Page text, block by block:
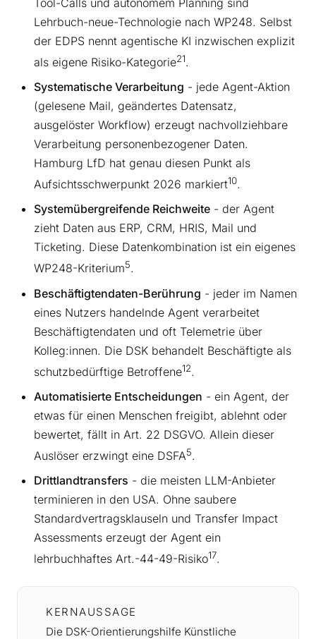
Lehrbuch-neue-Technologie nach WP248. Selbst
der EDPS nennt agentische KI inzwischen explizit
als eigene Risiko-Kategorie21.
Systematische Verarbeitung - jede Agent-Aktion
(gelesene Mail, geändertes Datensatz,
ausgelöster Workflow) erzeugt nachvollziehbare
Verarbeitung personenbezogener Daten.
Hamburg LfD hat genau diesen Punkt als
Aufsichtsschwerpunkt 2026 markiert10.
Systemübergreifende Reichweite - der Agent
zieht Daten aus ERP, CRM, HRIS, Mail und
Ticketing. Diese Datenkombination ist ein eigenes
WP248-Kriterium5.
Beschäftigtendaten-Berührung - jeder im Namen
eines Nutzers handelnde Agent verarbeitet
Beschäftigtendaten und oft Telemetrie über
Kolleg:innen. Die DSK behandelt Beschäftigte als
schutzbedürftige Betroffene12.
Automatisierte Entscheidungen - ein Agent, der
etwas für einen Menschen freigibt, ablehnt oder
bewertet, fällt in Art. 22 DSGVO. Allein dieser
Auslöser erzwingt eine DSFA5.
Drittlandtransfers - die meisten LLM-Anbieter
terminieren in den USA. Ohne saubere
Standardvertragsklauseln und Transfer Impact
Assessments erzeugt der Agent ein
lehrbuchhaftes Art.-44-49-Risiko17.
KERNAUSSAGE
Die DSK-Orientierungshilfe Künstliche